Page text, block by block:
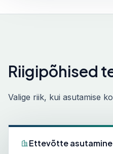
Riigipõhised
Valige riik, kui asutamise
Ettevõtte